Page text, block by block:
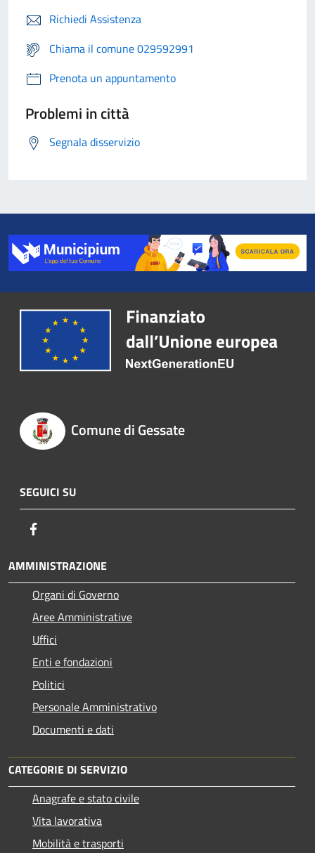
Richiedi Assistenza
Chiama il comune 029592991
Prenota un appuntamento
Problemi in città
Segnala disservizio
Comune di Gessate
SEGUICI SU
AMMINISTRAZIONE
Organi di Governo
Aree Amministrative
Uffici
Enti e fondazioni
Politici
Personale Amministrativo
Documenti e dati
CATEGORIE DI SERVIZIO
Anagrafe e stato civile
Vita lavorativa
Mobilità e trasporti